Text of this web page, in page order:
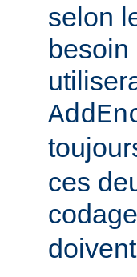
selon
besoin
ces